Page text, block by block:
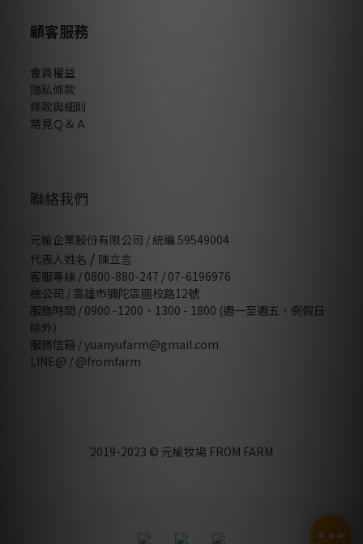
顧客服務
會員權益
隱私條款
條款與細則
常見Ｑ＆Ａ
聯絡我們
元榆企業股份有限公司 / 統編 59549004
代表人姓名 / 陳立言
客服專線 / 0800-880-247 / 07-6196976
總公司 / 高雄市彌陀區國校路12號
服務時間 / 0900 -1200、1300 - 1800 (週一至週五，例假日
除外）
服務信箱 / yuanyufarm@gmail.com
LINE@ / @fromfarm
2019-2023 © 元榆牧場 FROM FARM